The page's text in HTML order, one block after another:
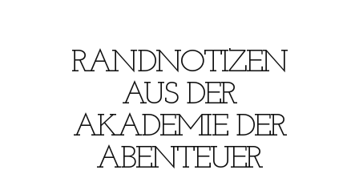
RANDNOTIZEN
AUS DER
AKADEMIE DER
ABENTEUER